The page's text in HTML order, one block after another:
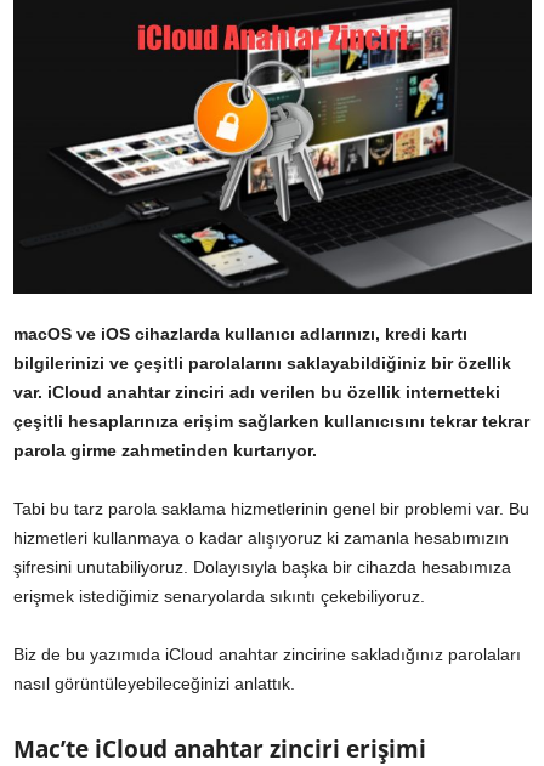
macOS ve iOS cihazlarda kullanıcı adlarınızı, kredi kartı
bilgilerinizi ve çeşitli parolalarını saklayabildiğiniz bir özellik
var. iCloud anahtar zinciri adı verilen bu özellik internetteki
çeşitli hesaplarınıza erişim sağlarken kullanıcısını tekrar tekrar
parola girme zahmetinden kurtarıyor.
Tabi bu tarz parola saklama hizmetlerinin genel bir problemi var. Bu
hizmetleri kullanmaya o kadar alışıyoruz ki zamanla hesabımızın
şifresini unutabiliyoruz. Dolayısıyla başka bir cihazda hesabımıza
erişmek istediğimiz senaryolarda sıkıntı çekebiliyoruz.
Biz de bu yazımıda iCloud anahtar zincirine sakladığınız parolaları
nasıl görüntüleyebileceğinizi anlattık.
Mac’te iCloud anahtar zinciri erişimi